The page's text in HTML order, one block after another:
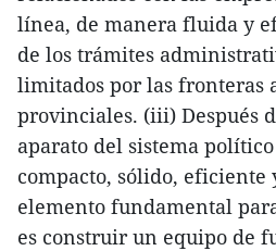
línea, de manera fluida y
de los trámites
limitados por las fronteras
provinciales. (iii) Después
aparato del sistema
compacto, sólido, eficiente
elemento fundamental
es construir un equipo de